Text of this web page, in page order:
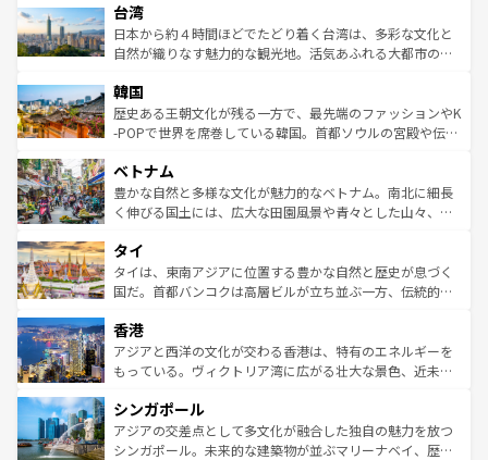
ならではの贅沢な旅のスタイルだ。 なお、新着のアメリカ
情報はコンテンツ一覧を参照してほしい。
れるおもてなしの心で訪れる人々を迎えてくれるハワイの
人々、おいしいローカルフードやハワイアンミュージッ
ク、伝統的なフラダンスなど、すべてがハワイの魅力を彩
ワイを、存分に味わってほしい。 なお、新着のハワイ情報
はコンテンツ一覧を参照してほしい。
リアリーフや大陸中央部にそびえるウルル（エアーズロッ
ク）、タスマニアの美しい原生林やケアンズの熱帯雨林な
ど、見どころがたくさん。また、カフェやワイン、オージ
いる。アクティビティも充実しており、サーフィンやダイ
ビング、ハイキングなど、アウトドア好きにはたまらな
い。オーストラリアの多彩な魅力を存分に味わいつくそ
参照してほしい。
台湾
日本から約４時間ほどでたどり着く台湾は、多彩な文化と
自然が織りなす魅力的な観光地。活気あふれる大都市の台
ン）、静ひつな山岳地帯である台湾東部など、都市の喧騒
と山間の静けさが共存しており、訪れる人に新しい発見と
驚きをもたらしてくれる。また、奥深い台湾の食文化も魅
容にもいいと評判のスイーツなど、バラエティ豊かな料理
が味わえる。 なお、新着の台湾情報は コンテンツ一覧を参
照してほしい。
韓国
歴史ある王朝文化が残る一方で、最先端のファッションやK
-POPで世界を席巻している韓国。首都ソウルの宮殿や伝統
き、地方に足を延ばせば四季折々の自然美を楽しむことが
できる。そして、キムチや焼肉、絶品のストリートフード
まで、さまざまな韓国料理が待っている。夜には、韓国な
リティに包まれながら、韓国の多彩な魅力を心ゆくまで味
わってみてほしい。 なお、新着の韓国情報はコンテンツ一
覧を参照してほしい。
ベトナム
豊かな自然と多様な文化が魅力的なベトナム。南北に細長
く伸びる国土には、広大な田園風景や青々とした山々、世
急速な発展と共に伝統が息づく。ハノイの古い町並みやホ
ーチミン市のフランス統治時代の建物も、独特の雰囲気を
醸し出している。また、バラエティの豊かさとおいしさで
とつ。フォーやバインミー、ベトナムコーヒーなどは、ぜ
ひ現地で味わいたい。どの地域を訪れてもあたたかい人々
が旅行者を迎えてくれるので、きっと忘れられない旅にな
参照してほしい。
タイ
タイは、東南アジアに位置する豊かな自然と歴史が息づく
国だ。首都バンコクは高層ビルが立ち並ぶ一方、伝統的な
の活気が交差している。北部ではチェンマイなどの山岳地
帯で自然と触れ合い、南部ではプーケットやクラビの美し
いビーチでリゾート気分を楽しむことができる。タイ料理
激する。気候は一年中温暖で、どの季節にも異なる楽しみ
が待っている。親しみやすいタイの人々、仏教を中心とし
た文化、そして多様な観光資源が、訪れる旅人を魅了し続
香港
アジアと西洋の文化が交わる香港は、特有のエネルギーを
もっている。ヴィクトリア湾に広がる壮大な景色、近未来
み、どこを訪れても感動するはず。観光スポットが密集し
ており、効率よく見どころを回れるのも魅力。息をのむよ
うな絶景から文化的な体験まで、香港を存分に楽しみ尽く
シンガポール
アジアの交差点として多文化が融合した独自の魅力を放つ
シンガポール。未来的な建築物が並ぶマリーナベイ、歴史